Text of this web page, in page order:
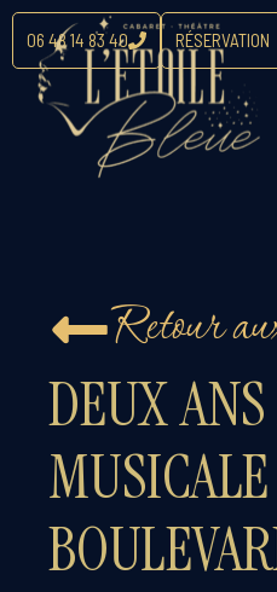
06 48 14 83 40 RÉSERVATION
Retour
DEUX ANS